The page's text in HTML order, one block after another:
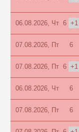
06.08.2026, Чт 6 +1
07.08.2026, Пт 6
07.08.2026, Пт 6 +1
06.08.2026, Чт 6
07.08.2026, Пт 6